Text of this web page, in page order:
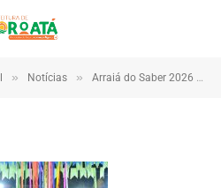
» Notícias » Arraiá do Saber 2026 tem início no Macropolo Pau de Estopa com celebração da cultura e da educação